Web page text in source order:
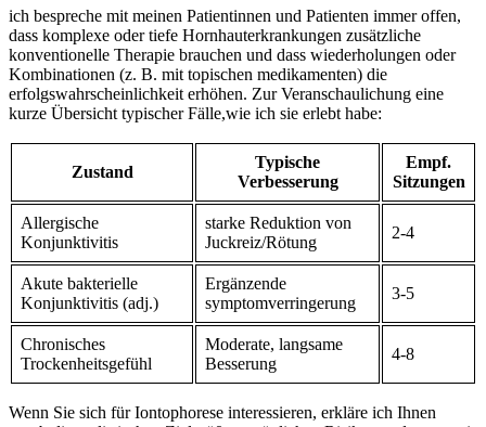
ich bespreche mit meinen Patientinnen und Patienten immer ⁣offen,
dass komplexe oder tiefe Hornhauterkrankungen zusätzliche⁣
konventionelle Therapie brauchen und dass wiederholungen oder
Kombinationen (z. B. ⁤mit topischen medikamenten)​ die
erfolgswahrscheinlichkeit erhöhen. Zur‍ Veranschaulichung eine
kurze Übersicht typischer ‌Fälle,wie ich sie erlebt ‍habe:
Zustand
Typische
Verbesserung
Empf.
Sitzungen
Allergische
Konjunktivitis
starke ‌Reduktion ​von
‍Juckreiz/Rötung
2-4
Akute bakterielle
Konjunktivitis (adj.)
Ergänzende
symptomverringerung
3-5
Chronisches
⁣Trockenheitsgefühl
Moderate, langsame
Besserung
4-8
Wenn Sie sich für ⁢Iontophorese interessieren, erkläre ich Ihnen